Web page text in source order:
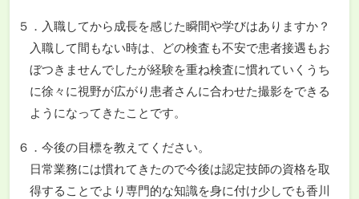
５．入職してから成長を感じた瞬間や学びはありますか？
入職して間もない時は、どの検査も不安で患者接遇もお
ぼつきませんでしたが経験を重ね検査に慣れていくうち
に徐々に視野が広がり患者さんに合わせた撮影をできる
ようになってきたことです。
６．今後の目標を教えてください。
日常業務には慣れてきたので今後は認定技師の資格を取
得することでより専門的な知識を身に付け少しでも香川